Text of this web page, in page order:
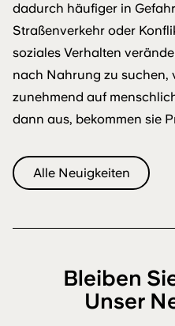
dadurch häufiger in
Straßenverkehr oder
soziales Verhalten
nach Nahrung zu suchen,
zunehmend auf
dann aus, bekommen sie
Alle Neuigkeiten
Bleiben
Unser